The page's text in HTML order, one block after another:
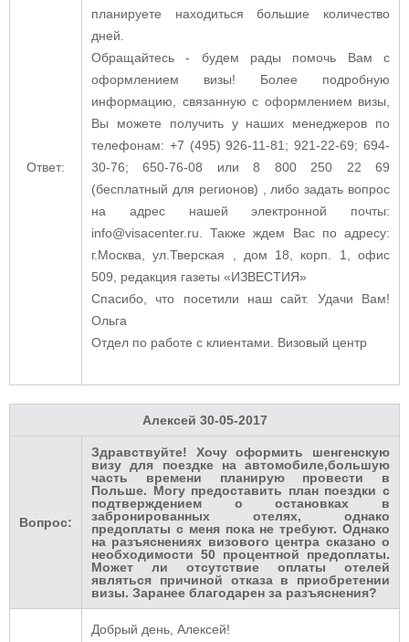
Ответ:
планируете находиться большие количество
дней.
Обращайтесь - будем рады помочь Вам с
оформлением визы! Более подробную
информацию, связанную с оформлением визы,
Вы можете получить у наших менеджеров по
телефонам: +7 (495) 926-11-81; 921-22-69; 694-
30-76; 650-76-08 или 8 800 250 22 69
(бесплатный для регионов) , либо задать вопрос
на адрес нашей электронной почты:
info@visacenter.ru. Также ждем Вас по адресу:
г.Москва, ул.Тверская , дом 18, корп. 1, офис
509, редакция газеты «ИЗВЕСТИЯ»
Спасибо, что посетили наш сайт. Удачи Вам!
Ольга
Отдел по работе с клиентами. Визовый центр
Алексей 30-05-2017
Вопрос:
Здравствуйте! Хочу оформить шенгенскую
визу для поездке на автомобиле,большую
часть времени планирую провести в
Польше. Могу предоставить план поездки с
подтверждением о остановках в
забронированных отелях, однако
предоплаты с меня пока не требуют. Однако
на разъяснениях визового центра сказано о
необходимости 50 процентной предоплаты.
Может ли отсутствие оплаты отелей
являться причиной отказа в приобретении
визы. Заранее благодарен за разъяснения?
Добрый день, Алексей!